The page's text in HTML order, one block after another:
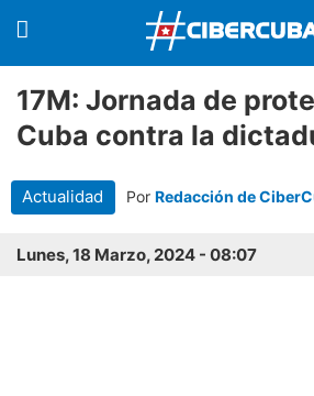
17M: Jornada de
Cuba contra la
Actualidad Por Redacción de
Lunes, 18 Marzo, 2024 - 08:07